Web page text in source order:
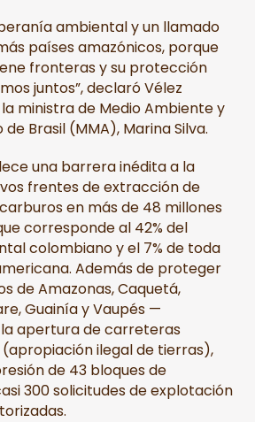
ambiental y un llamado
países amazónicos, porque
fronteras y su protección
juntos”, declaró Vélez
ministra de Medio Ambiente y
Brasil (MMA), Marina Silva.
una barrera inédita a la
frentes de extracción de
en más de 48 millones
corresponde al 42% del
colombiano y el 7% de toda
Además de proteger
de Amazonas, Caquetá,
Guainía y Vaupés —
apertura de carreteras
ilegal de tierras),
de 43 bloques de
300 solicitudes de explotación